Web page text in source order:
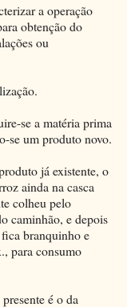
a operação
obtenção do
ou
se a matéria prima
se um produto novo.
já existente, o
ainda na casca
colheu pelo
caminhão, e depois
branquinho e
para consumo
é o da